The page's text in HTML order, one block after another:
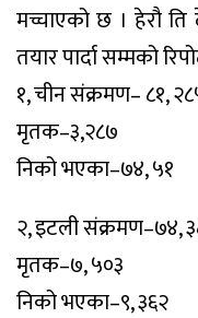
मच्चाएको छ । हेरौ
तयार पार्दा सम्मको
१, चीन संक्रमण– ८१,
मृतक–३,२८७
निको भएका–७४, ५१
२, इटली संक्रमण–७४,
मृतक–७, ५०३
निको भएका–९, ३६२